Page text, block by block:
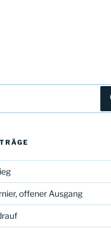
offener Ausgang